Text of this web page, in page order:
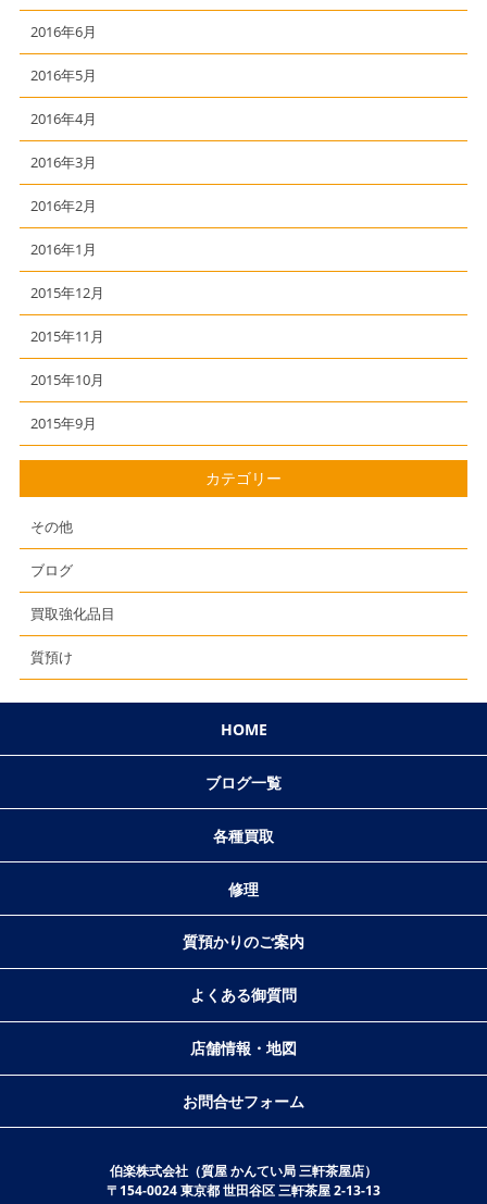
2016年6月
2016年5月
2016年4月
2016年3月
2016年2月
2016年1月
2015年12月
2015年11月
2015年10月
2015年9月
カテゴリー
その他
ブログ
買取強化品目
質預け
HOME
ブログ一覧
各種買取
修理
質預かりのご案内
よくある御質問
店舗情報・地図
お問合せフォーム
伯楽株式会社（質屋 かんてい局 三軒茶屋店）
〒154-0024 東京都 世田谷区 三軒茶屋 2-13-13